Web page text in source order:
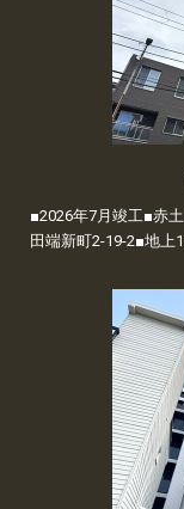
■2026年7月竣工■赤
田端新町2-19-2■地上